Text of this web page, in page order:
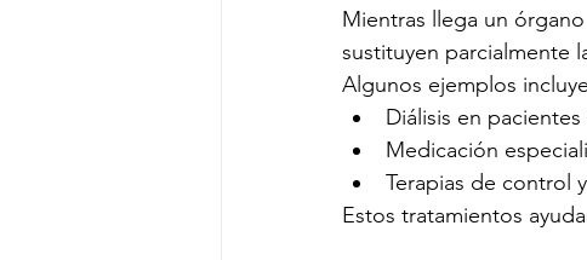
Mientras llega un
sustituyen parcialmente
Algunos ejemplos
Diálisis en pacientes
Medicación
Terapias de control
Estos tratamientos